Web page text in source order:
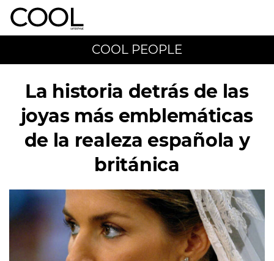
COOL PEOPLE
La historia detrás de las
joyas más emblemáticas
de la realeza española y
británica